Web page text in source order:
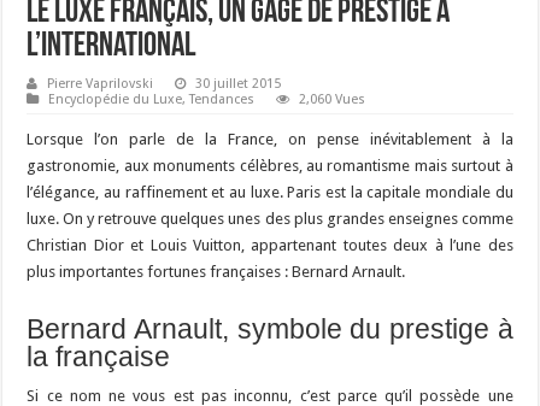
Le luxe français, un gage de prestige à
l’international
Pierre Vaprilovski
30 juillet 2015
Encyclopédie du Luxe,Tendances 2,060 Vues
Lorsque l’on parle de la France, on pense inévitablement à la
gastronomie, aux monuments célèbres, au romantisme mais surtout à
l’élégance, au raffinement et au luxe. Paris est la capitale mondiale du
luxe. On y retrouve quelques unes des plus grandes enseignes comme
Christian Dior et Louis Vuitton, appartenant toutes deux à l’une des
plus importantes fortunes françaises : Bernard Arnault.
Bernard Arnault, symbole du prestige à
la française
Si ce nom ne vous est pas inconnu, c’est parce qu’il possède une